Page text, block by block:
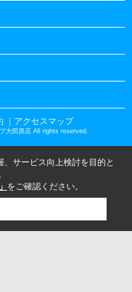
｜アクセスマップ
大田原店 All rights reserved.
サービス向上検討を目的と
をご確認ください。